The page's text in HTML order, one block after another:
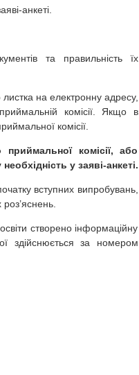
анкеті.
та правильність їх
листка на електронну адресу,
комісії. Якщо в
комісії.
комісії, або
у заяві-анкеті.
вступних випробувань,
створено інформаційну
здійснюється за номером